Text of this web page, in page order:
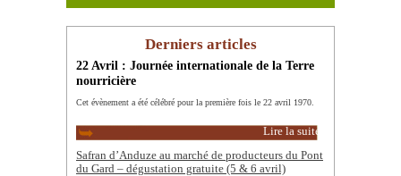
Derniers articles
22 Avril : Journée internationale de la Terre
nourricière
Cet évènement a été célébré pour la première fois le 22 avril 1970.
Lire la suite
Safran d’Anduze au marché de producteurs du Pont
du Gard – dégustation gratuite (5 & 6 avril)